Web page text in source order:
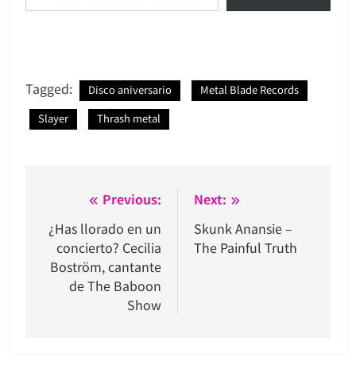
Tagged: Disco aniversario
Metal Blade Records
Slayer
Thrash metal
Navegación
de
entradas
Previous:
¿Has llorado en un
concierto? Cecilia
Boström, cantante
de The Baboon
Show
Next:
Skunk Anansie –
The Painful Truth